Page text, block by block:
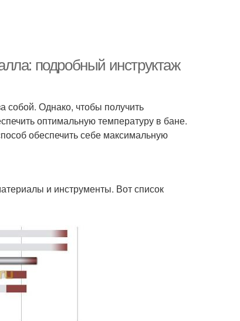
подробный инструктаж
собой. Однако, чтобы получить
оптимальную температуру в бане.
обеспечить себе максимальную
и инструменты. Вот список